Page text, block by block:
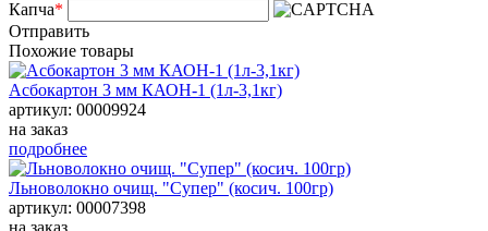
Капча*
Отправить
Похожие товары
Асбокартон 3 мм КАОН-1 (1л-3,1кг)
артикул: 00009924
на заказ
подробнее
Льноволокно очищ. "Супер" (косич. 100гр)
артикул: 00007398